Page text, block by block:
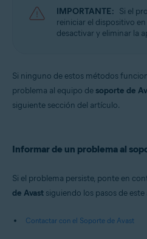
IMPORTANTE: Si el
reiniciar el dispositivo en
desactivar y eliminar la
Si ninguno de estos métodos
problema al equipo de soporte de
siguiente sección del artículo.
Informar de un problema al
Si el problema persiste, ponte en
de Avast siguiendo los pasos de
Contactar con el Soporte de Avast